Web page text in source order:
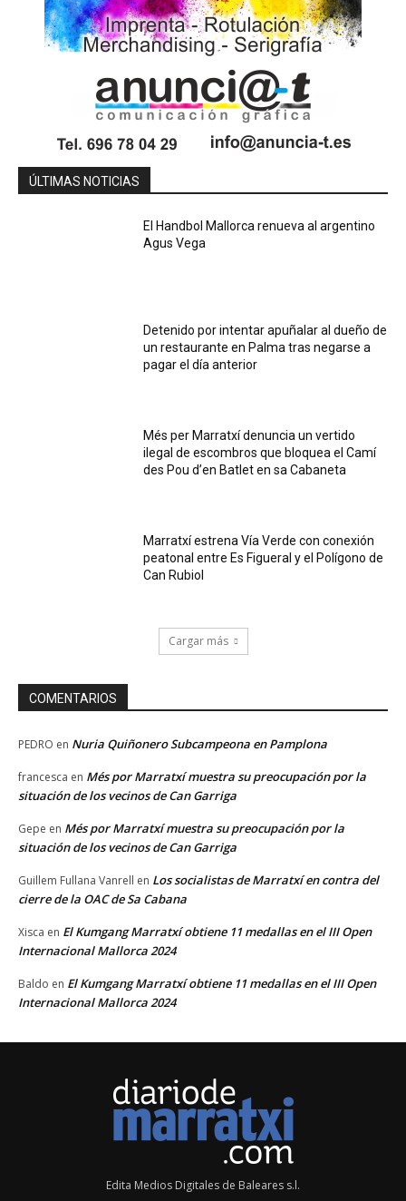
ÚLTIMAS NOTICIAS
El Handbol Mallorca renueva al argentino
Agus Vega
Detenido por intentar apuñalar al dueño de
un restaurante en Palma tras negarse a
pagar el día anterior
Més per Marratxí denuncia un vertido
ilegal de escombros que bloquea el Camí
des Pou d’en Batlet en sa Cabaneta
Marratxí estrena Vía Verde con conexión
peatonal entre Es Figueral y el Polígono de
Can Rubiol
Cargar más
COMENTARIOS
PEDRO en Nuria Quiñonero Subcampeona en Pamplona
francesca en Més por Marratxí muestra su preocupación por la
situación de los vecinos de Can Garriga
Gepe en Més por Marratxí muestra su preocupación por la
situación de los vecinos de Can Garriga
Guillem Fullana Vanrell en Los socialistas de Marratxí en contra del
cierre de la OAC de Sa Cabana
Xisca en El Kumgang Marratxí obtiene 11 medallas en el III Open
Internacional Mallorca 2024
Baldo en El Kumgang Marratxí obtiene 11 medallas en el III Open
Internacional Mallorca 2024
Edita Medios Digitales de Baleares s.l.